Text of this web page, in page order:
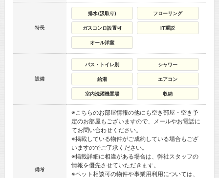
特長
排水(汲取り) フローリング
ガスコンロ設置可 IT重説
オール洋室
設備
バス・トイレ別 シャワー
給湯 エアコン
室内洗濯機置場 収納
備考
※こちらのお部屋情報の他にも空き部屋・空き予
定のお部屋もございますので、メールやお電話に
てお問い合わせください。
※掲載している物件がご成約している場合もござ
いますのでご了承ください。
※掲載詳細に相違がある場合は、弊社スタッフの
情報を優先させていただきます。
※ペット相談可の物件や事業用利用については、